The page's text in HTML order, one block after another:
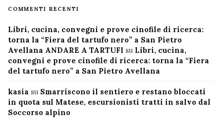
COMMENTI RECENTI
Libri, cucina, convegni e prove cinofile di ricerca:
torna la “Fiera del tartufo nero” a San Pietro
Avellana ANDARE A TARTUFI su Libri, cucina,
convegni e prove cinofile di ricerca: torna la “Fiera
del tartufo nero” a San Pietro Avellana
kasia su Smarriscono il sentiero e restano bloccati
in quota sul Matese, escursionisti tratti in salvo dal
Soccorso alpino